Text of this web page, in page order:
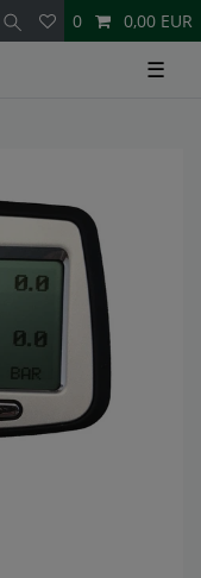
0 0,00 EUR
☰